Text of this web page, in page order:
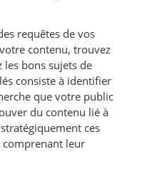
requêtes de vos
contenu, trouvez
les bons sujets de
consiste à identifier
que votre public
du contenu lié à
ces
comprenant leur